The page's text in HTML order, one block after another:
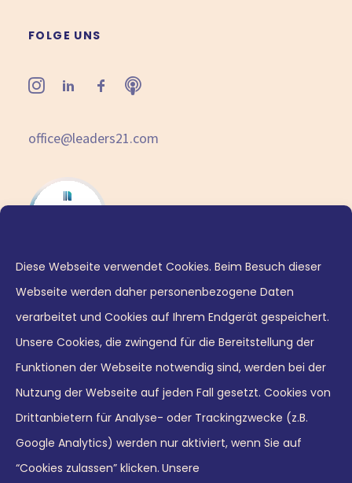
Diese Webseite verwendet Cookies. Beim Besuch dieser
Webseite werden daher personenbezogene Daten
verarbeitet und Cookies auf Ihrem Endgerät gespeichert.
Unsere Cookies, die zwingend für die Bereitstellung der
Funktionen der Webseite notwendig sind, werden bei der
Nutzung der Webseite auf jeden Fall gesetzt. Cookies von
Drittanbietern für Analyse- oder Trackingzwecke (z.B.
Google Analytics) werden nur aktiviert, wenn Sie auf
“Cookies zulassen” klicken. Unsere
FOLGE UNS
office@leaders21.com
© 2026 Leaders21 GmbH